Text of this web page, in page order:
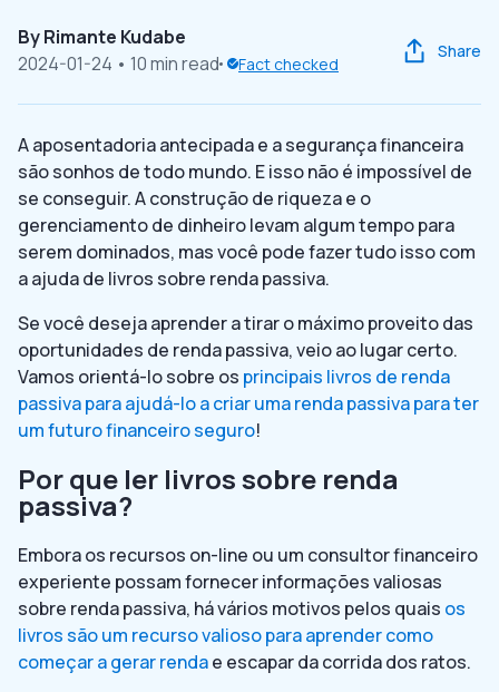
ByRimante Kudabe
2024-01-24 • 10 min read Fact checked
Share
A aposentadoria antecipada e a segurança financeira
são sonhos de todo mundo. E isso não é impossível de
se conseguir. A construção de riqueza e o
gerenciamento de dinheiro levam algum tempo para
serem dominados, mas você pode fazer tudo isso com
a ajuda de livros sobre renda passiva.
Se você deseja aprender a tirar o máximo proveito das
oportunidades de renda passiva, veio ao lugar certo.
Vamos orientá-lo sobre os principais livros de renda
passiva para ajudá-lo a criar uma renda passiva para ter
um futuro financeiro seguro!
Por que ler livros sobre renda
passiva?
Embora os recursos on-line ou um consultor financeiro
experiente possam fornecer informações valiosas
sobre renda passiva, há vários motivos pelos quais os
livros são um recurso valioso para aprender como
começar a gerar rendae escapar da corrida dos ratos.